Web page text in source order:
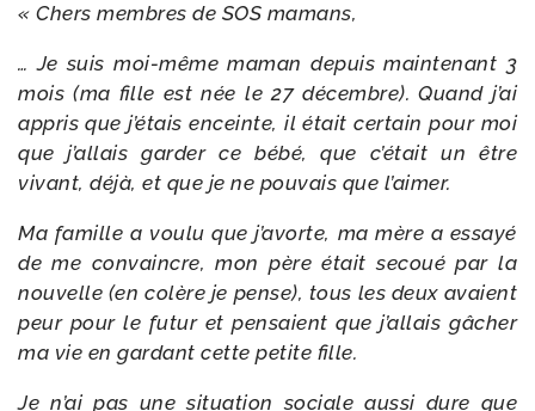
« Chers membres de SOS mamans,
… Je suis moi-​même maman depuis main­te­nant 3
mois (ma fille est née le 27 décembre). Quand j’ai
appris que j’é­tais enceinte, il était cer­tain pour moi
que j’al­lais gar­der ce bébé, que c’é­tait un être
vivant, déjà, et que je ne pou­vais que l’aimer.
Ma famille a vou­lu que j’a­vorte, ma mère a essayé
de me convaincre, mon père était secoué par la
nou­velle (en colère je pense), tous les deux avaient
peur pour le futur et pen­saient que j’al­lais gâcher
ma vie en gar­dant cette petite fille.
Je n’ai pas une situa­tion sociale aus­si dure que